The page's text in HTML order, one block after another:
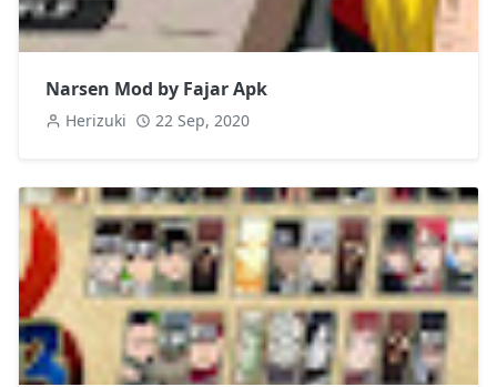
Narsen Mod by Fajar Apk
Herizuki 22 Sep, 2020